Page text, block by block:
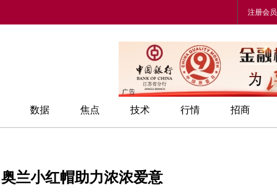
注册会员
数据 焦点 技术 行情 招商
兰小红帽助力浓浓爱意